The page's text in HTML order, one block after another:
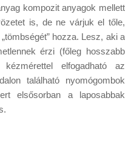
kompozit anyagok mellett
is, de ne várjuk el tőle,
hozza. Lesz, aki a
érzi (főleg hosszabb
elfogadható az
található nyomógombok
elsősorban a laposabbak